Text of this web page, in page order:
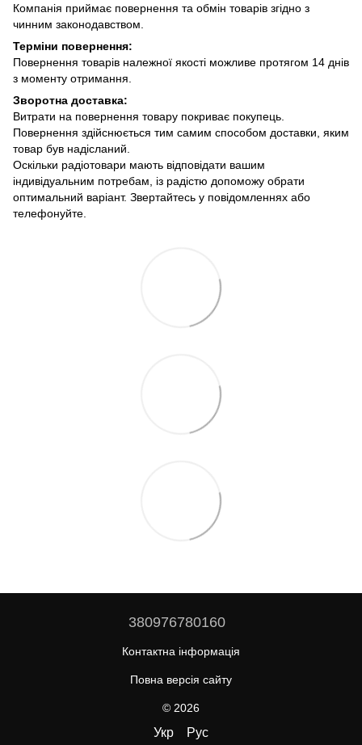
Компанія приймає повернення та обмін товарів згідно з
чинним законодавством.
Терміни повернення:
Повернення товарів належної якості можливе протягом 14 днів
з моменту отримання.
Зворотна доставка:
Витрати на повернення товару покриває покупець.
Повернення здійснюється тим самим способом доставки, яким
товар був надісланий.
Оскільки радіотовари мають відповідати вашим
індивідуальним потребам, із радістю допоможу обрати
оптимальний варіант. Звертайтесь у повідомленнях або
телефонуйте.
380976780160
Контактна інформація
Повна версія сайту
© 2026
Укр Рус